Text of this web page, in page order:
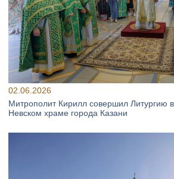
02.06.2026
Митрополит Кирилл совершил Литургию
Невском храме города Казани